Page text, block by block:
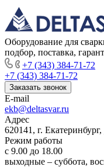
Оборудование для
подбор, поставка,
+7 (343) 384-71-72
+7 (343) 384-71-72
Заказать звонок
E-mail
ekb@deltasvar.ru
Адрес
620141, г.
Режим работы
с 9.00 до 18.00
выходные – суббота,